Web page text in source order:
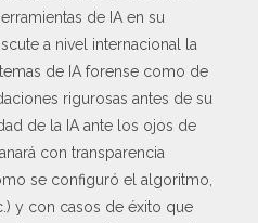
de IA en su
a nivel internacional la
de IA forense como de
rigurosas antes de su
de la IA ante los ojos de
con transparencia
se configuró el algoritmo,
y con casos de éxito que